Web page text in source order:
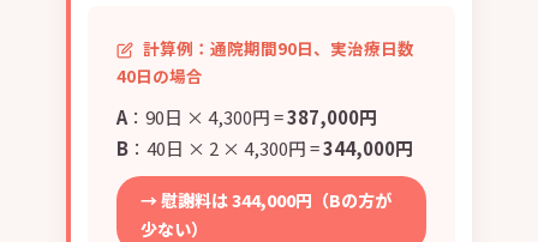
計算例：通院期間90日、実治療日数
40日の場合
A：90日 × 4,300円 =387,000円
B：40日 × 2 × 4,300円 =344,000円
→ 慰謝料は 344,000円（Bの方が
少ない）